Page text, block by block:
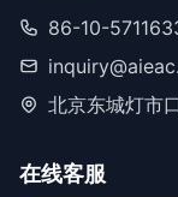
86-10-
北京东城灯市
在线客服